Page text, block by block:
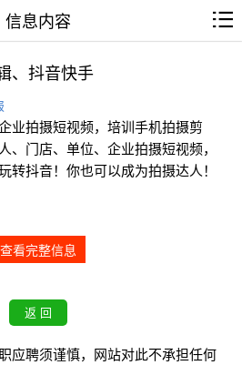
信息内容
、抖音快手
业拍摄短视频，培训手机拍摄剪
、门店、单位、企业拍摄短视频，
转抖音！你也可以成为拍摄达人！
看完整信息
应聘须谨慎，网站对此不承担任何